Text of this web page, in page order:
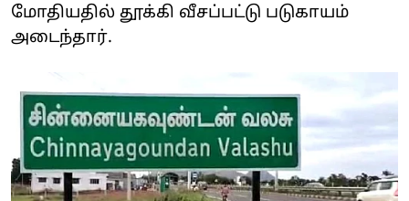
மோதியதில் தூக்கி வீசப்பட்டு படுகாயம்
அடைந்தார்.